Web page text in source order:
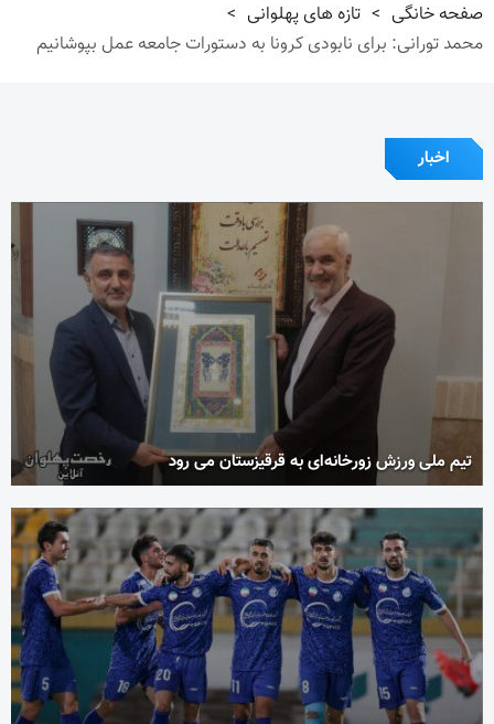
صفحه خانگی > تازه های پهلوانی >
محمد تورانی: برای نابودی کرونا به دستورات جامعه عمل بپوشانیم
اخبار
تیم ملی ورزش زورخانه‌ای به قرقیزستان می رود